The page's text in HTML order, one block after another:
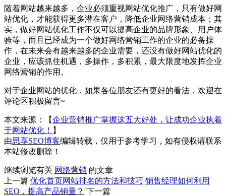
随着网站越来越多，企业必须重视网站优化推广，只有做好网
站优化，才能获得更多潜在客户，降低企业网络营销成本；其
实，做好网站优化工作不仅可以提高企业的品牌形象、用户体
验等，而且已经成为一个做好网络营销工作的企业的必备操
作，在未来会有越来越多的企业需要，还没有做好网站优化的
企业，应该抓住机遇，多操作，多积累，最大限度地发挥企业
网络营销的作用。
对于企业网站的优化，如果各位朋友还有更好的看法，欢迎在
评论区积极留言~
本文来源：【企业营销推广掌握这五大好处，让成功企业执着
于网站优化！ 】
由思享SEO博客编辑转载，仅用于参考学习，如有侵权请联系
本站修改删除！
继续浏览有关 网络营销 的文章
上一篇 优化首页网站排名的方法和技巧 销售经理如何利用
SEO，提高产品销量？ 下一篇